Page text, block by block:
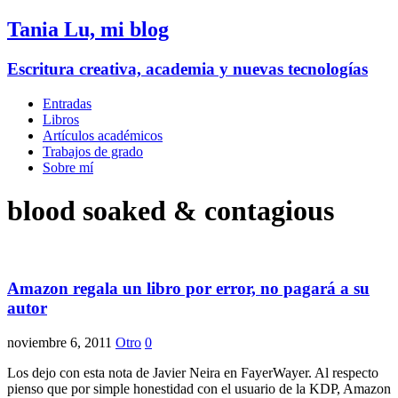
Tania Lu, mi blog
Escritura creativa, academia y nuevas tecnologías
Entradas
Libros
Artículos académicos
Trabajos de grado
Sobre mí
blood soaked & contagious
Amazon regala un libro por error, no pagará a su
autor
noviembre 6, 2011 Otro 0
Los dejo con esta nota de Javier Neira en FayerWayer. Al respecto
pienso que por simple honestidad con el usuario de la KDP, Amazon